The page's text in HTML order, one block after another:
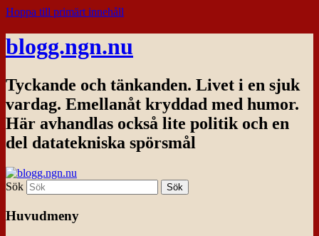
Hoppa till primärt innehåll
blogg.ngn.nu
Tyckande och tänkanden. Livet i en sjuk
vardag. Emellanåt kryddad med humor.
Här avhandlas också lite politik och en
del datatekniska spörsmål
Sök
Huvudmeny